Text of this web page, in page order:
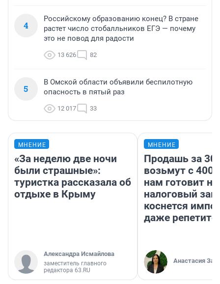
4
Российскому образованию конец? В стране
растет число стобалльников ЕГЭ — почему
это не повод для радости
13 626 82
5
В Омской области объявили беспилотную
опасность в пятый раз
12 017 33
МНЕНИЕ
«За неделю две ночи
были страшные»:
туристка рассказала об
отдыхе в Крыму
Александра Исмайлова
заместитель главного
редактора 63.RU
МНЕНИЕ
Продашь за
возьмут с
нам готовит
налоговый
коснется
даже
Анастасия